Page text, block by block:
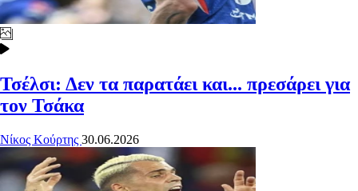
Τσέλσι: Δεν τα παρατάει και... πρεσάρει για
τον Τσάκα
Νίκος Κούρτης 30.06.2026